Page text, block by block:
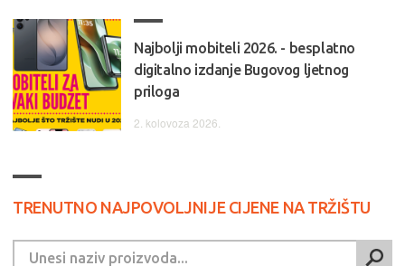
Najbolji mobiteli 2026. - besplatno
digitalno izdanje Bugovog ljetnog
priloga
2. kolovoza 2026.
TRENUTNO NAJPOVOLJNIJE CIJENE NA TRŽIŠTU